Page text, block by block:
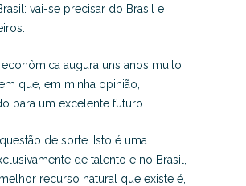
vai-se precisar do Brasil e
augura uns anos muito
que, em minha opinião,
para um excelente futuro.
de sorte. Isto é uma
de talento e no Brasil,
recurso natural que existe é,